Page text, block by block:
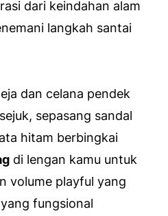
dari keindahan alam
langkah santai
dan celana pendek
sepasang sandal
hitam berbingkai
di lengan kamu untuk
volume playful yang
fungsional